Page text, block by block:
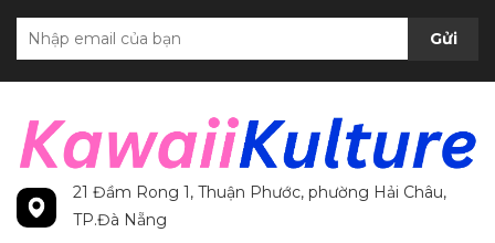
Gửi
21 Đầm Rong 1, Thuận Phước, phường Hải Châu,
TP.Đà Nẵng